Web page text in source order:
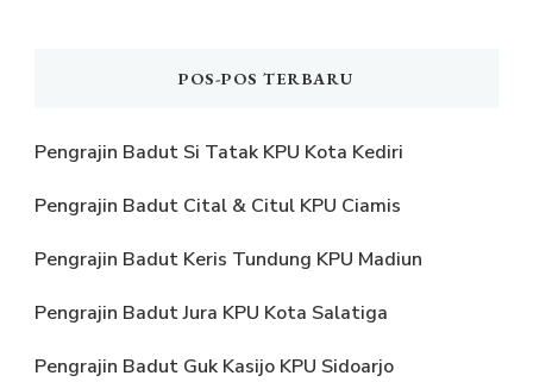
POS-POS TERBARU
Pengrajin Badut Si Tatak KPU Kota Kediri
Pengrajin Badut Cital & Citul KPU Ciamis
Pengrajin Badut Keris Tundung KPU Madiun
Pengrajin Badut Jura KPU Kota Salatiga
Pengrajin Badut Guk Kasijo KPU Sidoarjo